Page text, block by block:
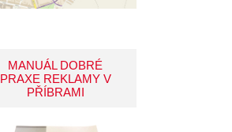
MANUÁL DOBRÉ
PRAXE REKLAMY V
PŘÍBRAMI